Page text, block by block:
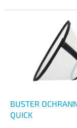
BUSTER
QUICK